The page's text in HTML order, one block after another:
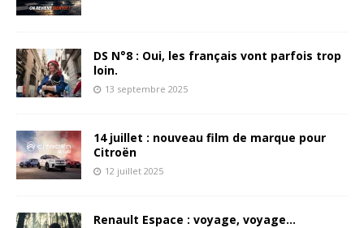
DS N°8 : Oui, les français vont parfois trop
loin.
13 septembre 2025
14 juillet : nouveau film de marque pour
Citroën
12 juillet 2025
Renault Espace : voyage, voyage…